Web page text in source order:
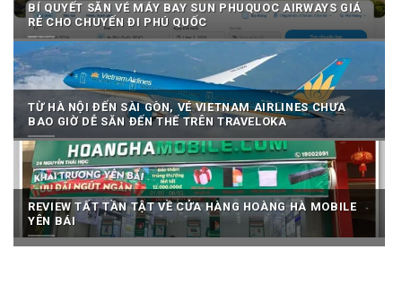
BÍ QUYẾT SĂN VÉ MÁY BAY SUN PHUQUOC AIRWAYS GIÁ
RẺ CHO CHUYẾN ĐI PHÚ QUỐC
TỪ HÀ NỘI ĐẾN SÀI GÒN, VÉ VIETNAM AIRLINES CHƯA
BAO GIỜ DỄ SĂN ĐẾN THẾ TRÊN TRAVELOKA
REVIEW TẤT TẦN TẬT VỀ CỬA HÀNG HOÀNG HÀ MOBILE
YÊN BÁI